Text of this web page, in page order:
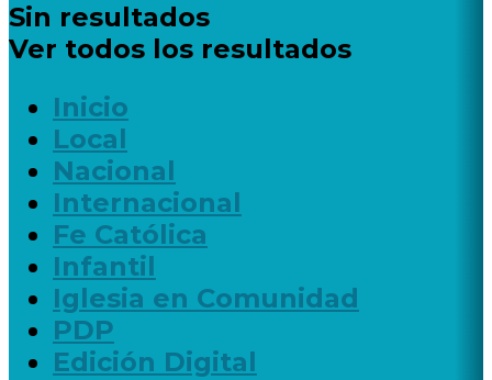
Sin resultados
Ver todos los resultados
Inicio
Local
Nacional
Internacional
Fe Católica
Infantil
Iglesia en Comunidad
PDP
Edición Digital